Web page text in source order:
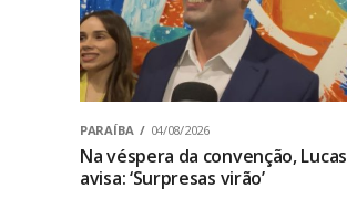
PARAÍBA 04/08/2026
Na véspera da convenção, Lucas
avisa: ‘Surpresas virão’